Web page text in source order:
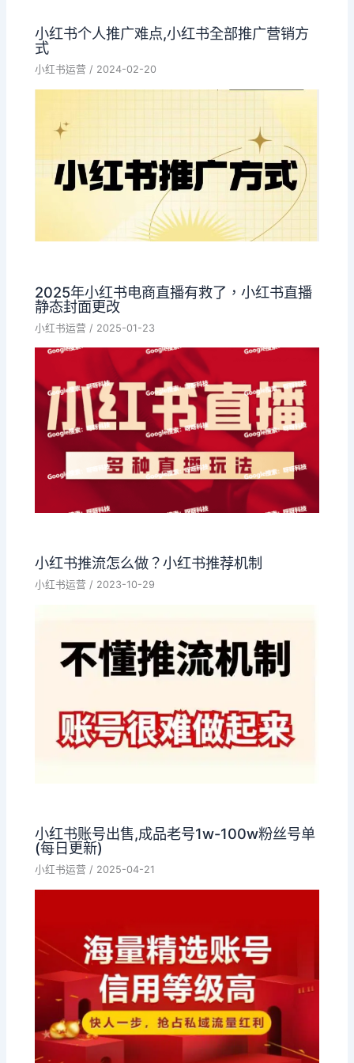
小红书个人推广难点,小红书全部推广营销方
式
小红书运营 / 2024-02-20
2025年小红书电商直播有救了，小红书直播
静态封面更改
小红书运营 / 2025-01-23
小红书推流怎么做？小红书推荐机制
小红书运营 / 2023-10-29
小红书账号出售,成品老号1w-100w粉丝号单
(每日更新)
小红书运营 / 2025-04-21